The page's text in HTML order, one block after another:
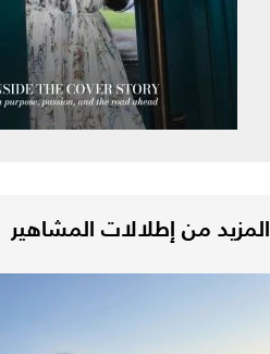
المزيد من إطلالات المشاهير